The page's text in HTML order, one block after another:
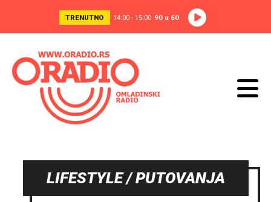
TRENUTNO 14:00 - 15:00 90 u 60
LIFESTYLE / PUTOVANJA